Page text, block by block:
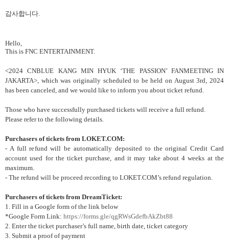
감사합니다.
Hello,
This is FNC ENTERTAINMENT.
<2024 CNBLUE KANG MIN HYUK ‘THE PASSION’ FANMEETING IN
JAKARTA>, which was originally scheduled to be held on August 3rd, 2024
has been canceled, and we would like to inform you about ticket refund.
Those who have successfully purchased tickets will receive a full refund.
Please refer to the following details.
Purchasers of tickets from LOKET.COM:
- A full refund will be automatically deposited to the original Credit Card
account used for the ticket purchase, and it may take about 4 weeks at the
maximum.
- The refund will be proceed recording to LOKET.COM’s refund regulation.
Purchasers of tickets from DreamTicket:
1. Fill in a Google form of the link below
*Google Form Link: https://forms.gle/qgRWsGdefbAkZbt88
2. Enter the ticket purchaser’s full name, birth date, ticket category
3. Submit a proof of payment